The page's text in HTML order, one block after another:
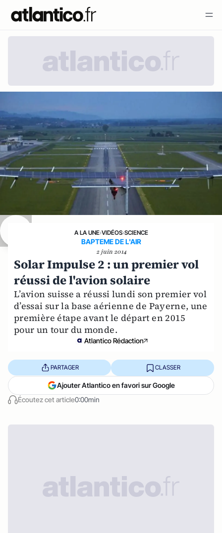
A LA UNE›VIDÉOS›SCIENCE
BAPTEME DE L'AIR
2 juin 2014
Solar Impulse 2 : un premier vol
réussi de l'avion solaire
L’avion suisse a réussi lundi son premier vol
d’essai sur la base aérienne de Payerne, une
première étape avant le départ en 2015
pour un tour du monde.
Atlantico Rédaction
Écoutez cet article0:00min
PARTAGER CLASSER
Ajouter Atlantico en favori sur Google